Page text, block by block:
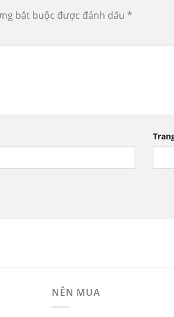
bắt buộc được đánh dấu *
NÊN MUA